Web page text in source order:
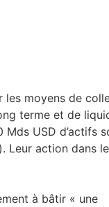
les moyens de
terme et de
USD d’actifs
Leur action dans
à bâtir « une